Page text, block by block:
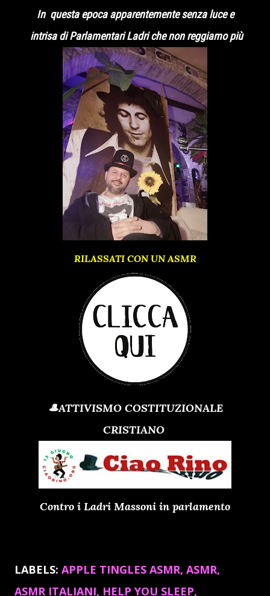
In questa epoca apparentemente senza luce e
intrisa di Parlamentari Ladri che non reggiamo più
RILASSATI CON UN ASMR
🎩ATTIVISMO COSTITUZIONALE
CRISTIANO
Contro i Ladri Massoni in parlamento
LABELS: APPLE TINGLES ASMR ASMR
ASMR ITALIANI HELP YOU SLEEP